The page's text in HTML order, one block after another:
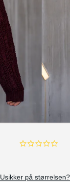
0.0
Usikker på størrelsen?